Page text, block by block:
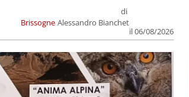
Brissogne
di
Alessandro Bianchet
il 06/08/2026